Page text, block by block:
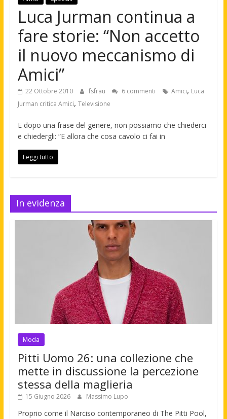
Luca Jurman continua a
fare storie: “Non accetto
il nuovo meccanismo di
Amici”
22 Ottobre 2010 fsfrau 6 commenti Amici, Luca
Jurman critica Amici, Televisione
E dopo una frase del genere, non possiamo che chiederci
e chiedergli: “E allora che cosa cavolo ci fai in
Leggi tutto
In evidenza
Moda
Pitti Uomo 26: una collezione che
mette in discussione la percezione
stessa della maglieria
15 Giugno 2026 Massimo Lupo
Proprio come il Narciso contemporaneo di The Pitti Pool,